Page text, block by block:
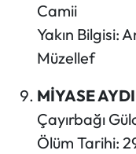
Camii
Yakın Bilgisi:
Müzellef
MİYASE
Çayırbağı
Ölüm Tarihi: